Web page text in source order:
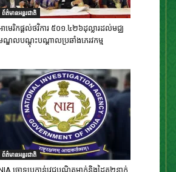
ព័ត៌មានអន្តរជាតិ
ាមេរិកផ្តល់ថវិការ ៥០១.៤២៦ដុល្លារដល់មជ្ឈ
ណ្ឌលបណ្តុះបណ្តាលប្រឆាំងភេរវកម្ម
ព័ត៌មានអន្តរជាតិ
ចោទប្រកាន់វេជ្ជបណ្ឌិតម្នាក់និងដៃគូ២នាក់